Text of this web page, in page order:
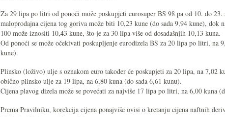
Za 29 lipa po litri od ponoći može poskupjeti eurosuper BS 98 pa od 10. do 23.
maloprodajna cijena tog goriva može biti 10,23 kune (do sada 9,94 kune), dok
100 može iznositi 10,43 kune, što je za 30 lipa više od dosadašnjih 10,13 kuna.
Od ponoći se može očekivati poskupljenje eurodizela BS za 20 lipa po litri, na
kune).
Plinsko (loživo) ulje s oznakom euro također će poskupjeti za 20 lipa, na 7,02
obično plinsko ulje za 19 lipa, na 6,80 kuna (do sada 6,61 kunu).
Cijena plavog dizela može se povećati za najviše 17 lipa po litri, na 6,00 kuna
Prema Pravilniku, korekcija cijena ponajviše ovisi o kretanju cijena naftnih